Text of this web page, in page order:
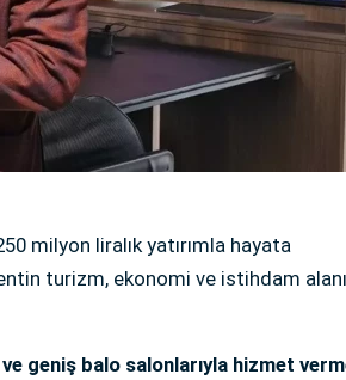
milyon liralık yatırımla hayata
turizm, ekonomi ve istihdam
geniş balo salonlarıyla hizmet